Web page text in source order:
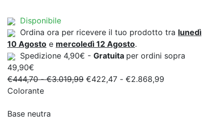
Disponibile
Ordina ora per ricevere il tuo prodotto tra lunedì
10 Agosto e mercoledì 12 Agosto.
Spedizione 4,90€ - Gratuita per ordini sopra
49,90€
€444,70 - €3.019,99Fascia
€422,47 - €2.868,99
Colorante
Base neutra